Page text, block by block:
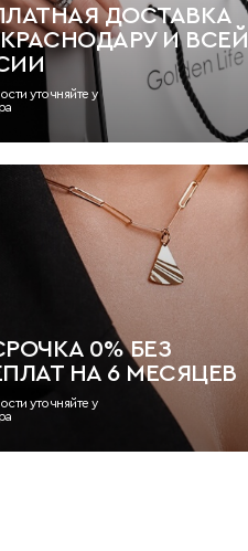
ДОСТАВКА
И ВСЕЙ
уточняйте у
0% БЕЗ
НА 6 МЕСЯЦЕВ
уточняйте у